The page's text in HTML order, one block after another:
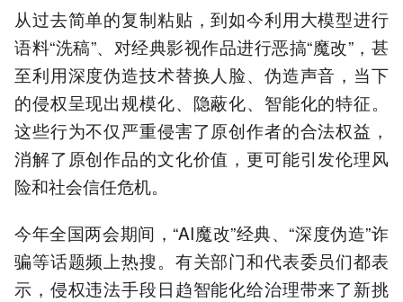
从过去简单的复制粘贴，到如今利用大模型进行
语料“洗稿”、对经典影视作品进行恶搞“魔改”，甚
至利用深度伪造技术替换人脸、伪造声音，当下
的侵权呈现出规模化、隐蔽化、智能化的特征。
这些行为不仅严重侵害了原创作者的合法权益，
消解了原创作品的文化价值，更可能引发伦理风
险和社会信任危机。
今年全国两会期间，“AI魔改”经典、“深度伪造”诈
骗等话题频上热搜。有关部门和代表委员们都表
示，侵权违法手段日趋智能化给治理带来了新挑